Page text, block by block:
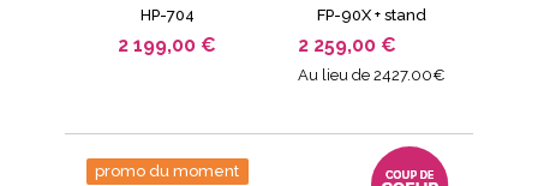
HP-704
2 199,00 €
FP-90X + stand
2 259,00 €
Au lieu de 2427.00€
promo du moment